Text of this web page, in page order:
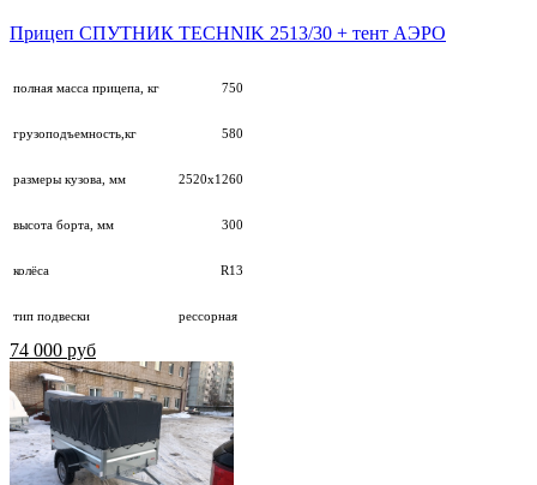
Прицеп СПУТНИК TECHNIK 2513/30 + тент АЭРО
полная масса прицепа, кг 750
грузоподъемность,кг 580
размеры кузова, мм 2520х1260
высота борта, мм 300
колёса R13
тип подвески рессорная
74 000 руб